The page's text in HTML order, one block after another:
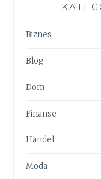
Biznes
Blog
Dom
Finanse
Handel
Moda